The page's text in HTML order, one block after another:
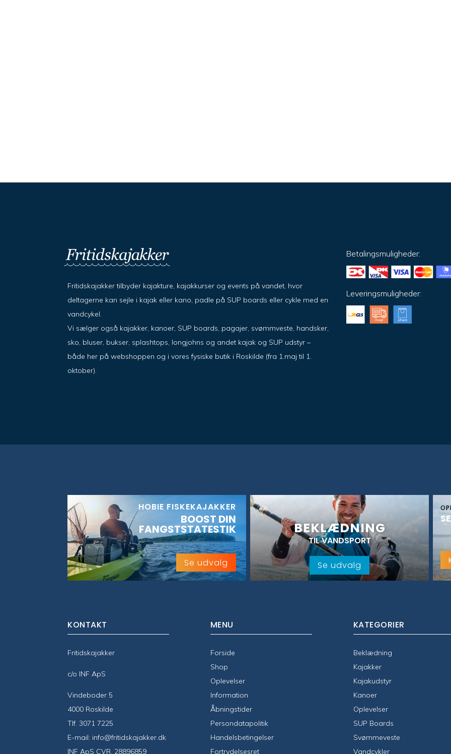
Fritidskajakker tilbyder kajakture, kajakkurser og events på vandet, hvor
deltagerne kan sejle i kajak eller kano, padle på SUP boards eller cykle med en
vandcykel.
Vi sælger også kajakker, kanoer, SUP boards, pagajer, svømmveste, handsker,
sko, bluser, bukser, splashtops, longjohns og andet kajak og SUP udstyr –
både her på webshoppen og i vores fysiske butik i Roskilde (fra 1.maj til 1.
oktober).
Betalingsmuligheder:
Leveringsmuligheder:
HOBIE FISKEKAJAKKER
BOOST DIN
FANGSTSTATESTIK
Se udvalg
BEKLÆDNING
TIL VANDSPORT
Se udvalg
KONTAKT
Fritidskajakker
c/o INF ApS
Vindeboder 5
4000 Roskilde
Tlf.3071 7225
E-mail: info@fritidskajakker.dk
INF ApS CVR. 28896859
MENU
Forside
Shop
Oplevelser
Information
Åbningstider
Persondatapolitik
Handelsbetingelser
Fortrydelsesret
KATEGORIER
Beklædning
Kajakker
Kajakudstyr
Kanoer
Oplevelser
SUP Boards
Svømmeveste
Vandcykler